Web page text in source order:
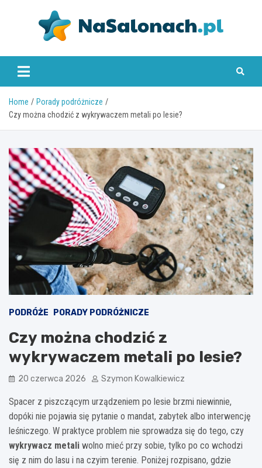
nasalonach.pl
Home
Porady podróżnicze
Czy można chodzić z wykrywaczem metali po lesie?
PODRÓŻE PORADY PODRÓŻNICZE
Czy można chodzić z
wykrywaczem metali po lesie?
20 czerwca 2026 Szymon Kowalkiewicz
Spacer z piszczącym urządzeniem po lesie brzmi niewinnie,
dopóki nie pojawia się pytanie o mandat, zabytek albo interwencję
leśniczego. W praktyce problem nie sprowadza się do tego, czy
wykrywacz metali wolno mieć przy sobie, tylko po co wchodzi
się z nim do lasu i na czyim terenie. Poniżej rozpisano, gdzie